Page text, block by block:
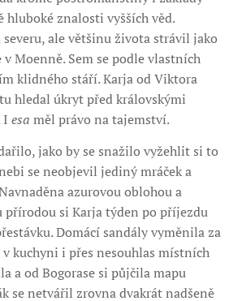
hluboké znalosti vyšších věd.
ale většinu života strávil jako
Moenně. Sem se podle vlastních
klidného stáří. Karja od Viktora
hledal úkryt před královskými
I esa měl právo na tajemství.
jako by se snažilo vyžehlit si to
se neobjevil jediný mráček a
azurovou oblohou a
přírodou si Karja týden po příjezdu
Domácí sandály vyměnila za
kuchyni i přes nesouhlas místních
a od Bogorase si půjčila mapu
se netvářil zrovna dvakrát nadšeně